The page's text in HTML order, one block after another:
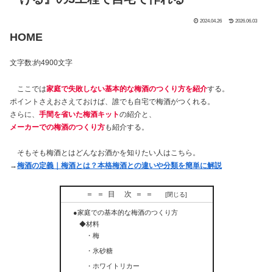
2024.04.26 2026.06.03
HOME
文字数:約4900文字
ここでは家庭で失敗しない基本的な梅酒のつくり方を紹介する。
ポイントさえおさえておけば、誰でも自宅で梅酒がつくれる。
さらに、 手間を省いた梅酒キットの紹介と、
メーカーでの梅酒のつくり方も紹介する。
そもそも梅酒とはどんなお酒かを知りたい人はこちら。
→梅酒の定義｜梅酒とは？本格梅酒との違いや分類を簡単に解説
＝＝目 次＝＝
●家庭での基本的な梅酒のつくり方
◆材料
・梅
・氷砂糖
・ホワイトリカー